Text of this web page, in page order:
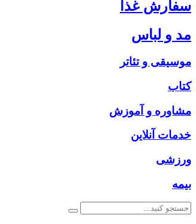
سفارش غذا
مد و لباس
موسیقی و تئاتر
کتاب
مشاوره و آموزش
خدمات آنلاین
ورزشی
بیمه